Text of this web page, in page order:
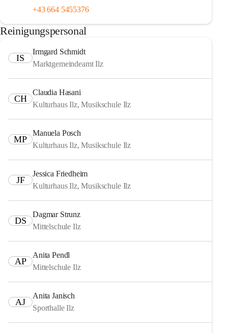
+43 664 5455376
Reinigungspersonal
IS
Irmgard Schmidt
Marktgemeindeamt Ilz
CH
Claudia Hasani
Kulturhaus Ilz, Musikschule Ilz
MP
Manuela Posch
Kulturhaus Ilz, Musikschule Ilz
JF
Jessica Friedheim
Kulturhaus Ilz, Musikschule Ilz
DS
Dagmar Strunz
Mittelschule Ilz
AP
Anita Pendl
Mittelschule Ilz
AJ
Anita Janisch
Sporthalle Ilz